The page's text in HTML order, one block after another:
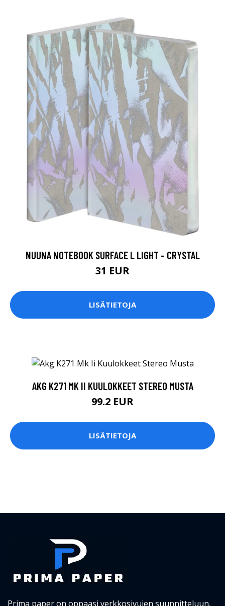
NUUNA NOTEBOOK SURFACE L LIGHT - CRYSTAL
31 EUR
LISÄTIETOJA
AKG K271 MK II KUULOKKEET STEREO MUSTA
99.2 EUR
LISÄTIETOJA
Prima paper on oppaasi verkkosivujen suunnitteluun.